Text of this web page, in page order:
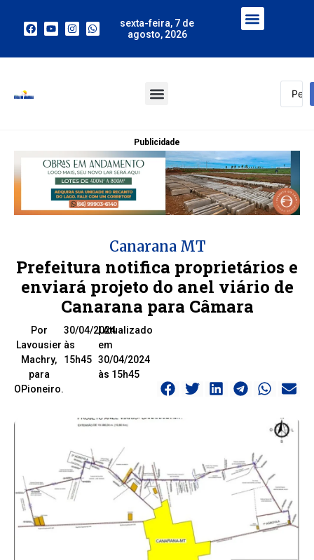
sexta-feira, 7 de
agosto, 2026
Publicidade
Canarana MT
Prefeitura notifica proprietários e
enviará projeto do anel viário de
Canarana para Câmara
Por
Lavousier
Machry,
para
OPioneiro.
30/04/2024
às
15h45
| Atualizado
em
30/04/2024
às 15h45